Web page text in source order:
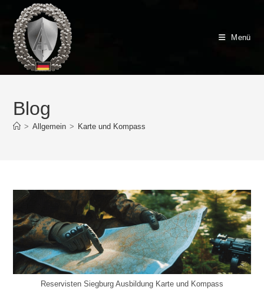
Inhalt
springen
Menü
Blog
> Allgemein > Karte und Kompass
Reservisten Siegburg Ausbildung Karte und Kompass